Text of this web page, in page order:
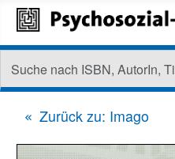
Zurück zu: Imago